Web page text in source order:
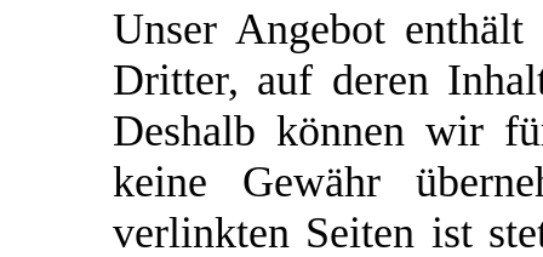
Unser Angebot
Dritter, auf deren
Deshalb können wir
keine Gewähr
verlinkten Seiten ist